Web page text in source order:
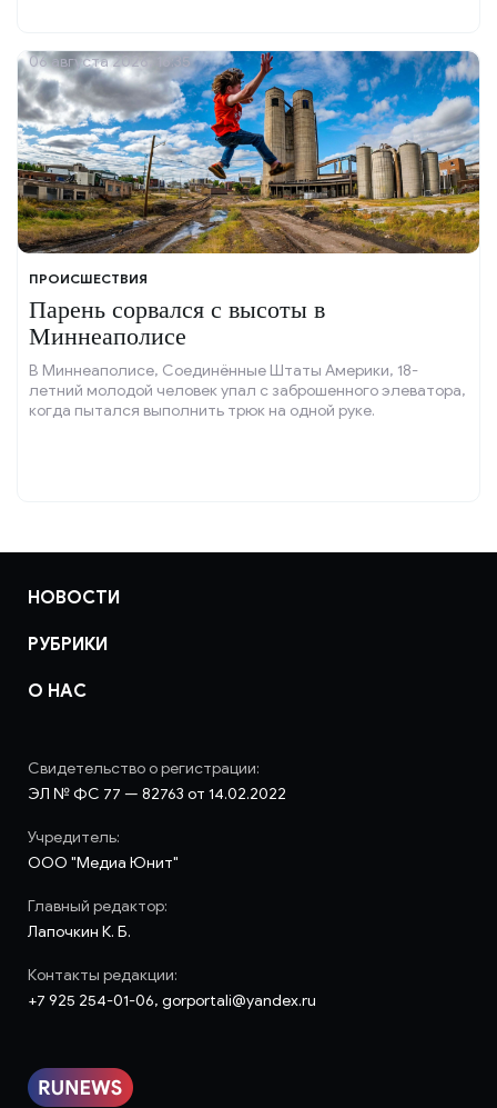
ПРОИСШЕСТВИЯ
Парень сорвался с высоты в
Миннеаполисе
В Миннеаполисе, Соединённые Штаты Америки, 18-
летний молодой человек упал с заброшенного элеватора,
когда пытался выполнить трюк на одной руке.
06 августа 2026, 16:35
НОВОСТИ
РУБРИКИ
О НАС
Свидетельство о регистрации:
ЭЛ № ФС 77 — 82763 от 14.02.2022
Учредитель:
ООО "Медиа Юнит"
Главный редактор:
Лапочкин К. Б.
Контакты редакции:
+7 925 254-01-06, gorportali@yandex.ru